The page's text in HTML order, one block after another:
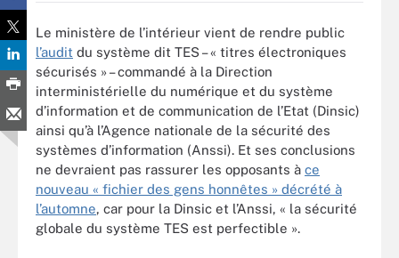
Le ministère de l’intérieur vient de rendre public
l’audit du système dit TES – « titres électroniques
sécurisés » – commandé à la Direction
interministérielle du numérique et du système
d’information et de communication de l’Etat (Dinsic)
ainsi qu’à l’Agence nationale de la sécurité des
systèmes d’information (Anssi). Et ses conclusions
ne devraient pas rassurer les opposants à ce
nouveau « fichier des gens honnêtes » décrété à
l’automne, car pour la Dinsic et l’Anssi, « la sécurité
globale du système TES est perfectible ».